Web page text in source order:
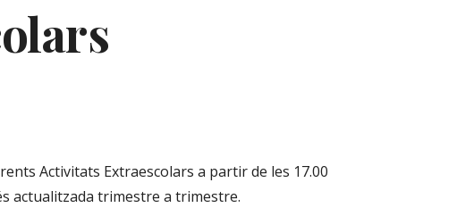
actualitzada trimestre a trimestre.